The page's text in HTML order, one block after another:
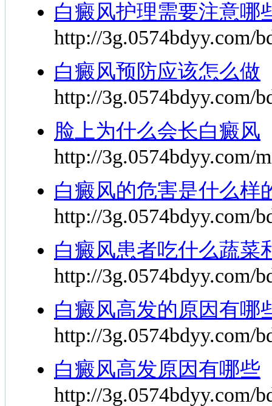
白癜风护理需要注意哪
http://3g.0574bdyy.com/
白癜风预防应该怎么做
http://3g.0574bdyy.com/
脸上为什么会长白癜风
http://3g.0574bdyy.com/
白癜风的危害是什么样
http://3g.0574bdyy.com/
白癜风患者吃什么蔬菜
http://3g.0574bdyy.com/
白癜风高发的原因有哪
http://3g.0574bdyy.com/
白癜风高发原因有哪些
http://3g.0574bdyy.com/